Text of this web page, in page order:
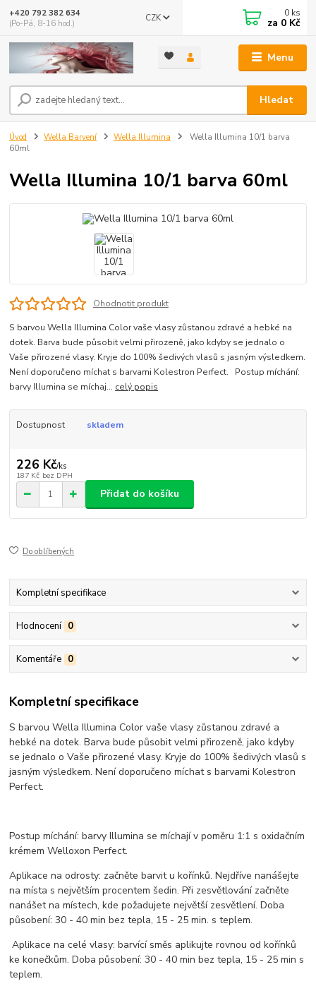
Menu
CZK
Hledat
+420 792 382 634
(Po-Pá, 8-16 hod.)
0 ks
za 0 Kč
Úvod Wella Barvení Wella Illumina
Wella Illumina 10/1 barva
60ml
Wella Illumina 10/1 barva 60ml
Ohodnotit produkt
S barvou Wella Illumina Color vaše vlasy zůstanou zdravé a hebké na
dotek. Barva bude působit velmi přirozeně, jako kdyby se jednalo o
Vaše přirozené vlasy. Kryje do 100% šedivých vlasů s jasným výsledkem.
Není doporučeno míchat s barvami Kolestron Perfect. Postup míchání:
barvy Illumina se míchaj... celý popis
Dostupnost skladem
226 Kč/ks
187 Kč bez DPH
Přidat do košíku
Do oblíbených
Kompletní specifikace
Hodnocení 0
Komentáře 0
Kompletní specifikace
S barvou Wella Illumina Color vaše vlasy zůstanou zdravé a
hebké na dotek. Barva bude působit velmi přirozeně, jako kdyby
se jednalo o Vaše přirozené vlasy. Kryje do 100% šedivých vlasů s
jasným výsledkem. Není doporučeno míchat s barvami Kolestron
Perfect.
Postup míchání: barvy Illumina se míchají v poměru 1:1 s oxidačním
krémem Welloxon Perfect.
Aplikace na odrosty: začněte barvit u kořínků. Nejdříve nanášejte
na místa s největším procentem šedin. Při zesvětlování začněte
nanášet na místech, kde požadujete největší zesvětlení. Doba
působení: 30 - 40 min bez tepla, 15 - 25 min. s teplem.
Aplikace na celé vlasy: barvící směs aplikujte rovnou od kořínků
ke konečkům. Doba působení: 30 - 40 min bez tepla, 15 - 25 min s
teplem.